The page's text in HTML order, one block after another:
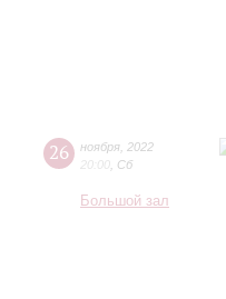
26 ноября 2022
20:00 Сб
Большой зал